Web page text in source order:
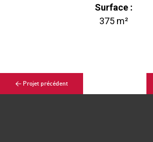
Surface :
375 m²
< Projet précédent